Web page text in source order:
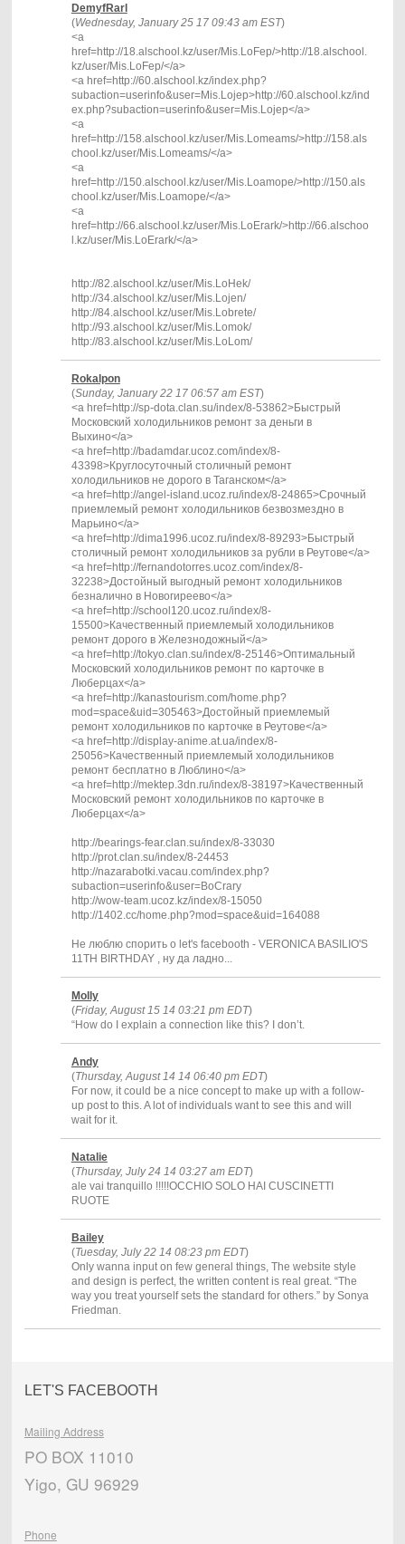
DemyfRarl
(Wednesday, January 25 17 09:43 am EST)
<a
href=http://18.alschool.kz/user/Mis.LoFep/>http://18.alschool.
kz/user/Mis.LoFep/</a>
<a href=http://60.alschool.kz/index.php?
subaction=userinfo&user=Mis.Lojep>http://60.alschool.kz/ind
ex.php?subaction=userinfo&user=Mis.Lojep</a>
<a
href=http://158.alschool.kz/user/Mis.Lomeams/>http://158.als
chool.kz/user/Mis.Lomeams/</a>
<a
href=http://150.alschool.kz/user/Mis.Loamope/>http://150.als
chool.kz/user/Mis.Loamope/</a>
<a
href=http://66.alschool.kz/user/Mis.LoErark/>http://66.alschoo
l.kz/user/Mis.LoErark/</a>
http://82.alschool.kz/user/Mis.LoHek/
http://34.alschool.kz/user/Mis.Lojen/
http://84.alschool.kz/user/Mis.Lobrete/
http://93.alschool.kz/user/Mis.Lomok/
http://83.alschool.kz/user/Mis.LoLom/
Rokalpon
(Sunday, January 22 17 06:57 am EST)
<a href=http://sp-dota.clan.su/index/8-53862>Быстрый
Московский холодильников ремонт за деньги в
Выхино</a>
<a href=http://badamdar.ucoz.com/index/8-
43398>Круглосуточный столичный ремонт
холодильников не дорого в Таганском</a>
<a href=http://angel-island.ucoz.ru/index/8-24865>Срочный
приемлемый ремонт холодильников безвозмездно в
Марьино</a>
<a href=http://dima1996.ucoz.ru/index/8-89293>Быстрый
столичный ремонт холодильников за рубли в Реутове</a>
<a href=http://fernandotorres.ucoz.com/index/8-
32238>Достойный выгодный ремонт холодильников
безналично в Новогиреево</a>
<a href=http://school120.ucoz.ru/index/8-
15500>Качественный приемлемый холодильников
ремонт дорого в Железнодожный</a>
<a href=http://tokyo.clan.su/index/8-25146>Оптимальный
Московский холодильников ремонт по карточке в
Люберцах</a>
<a href=http://kanastourism.com/home.php?
mod=space&uid=305463>Достойный приемлемый
ремонт холодильников по карточке в Реутове</a>
<a href=http://display-anime.at.ua/index/8-
25056>Качественный приемлемый холодильников
ремонт бесплатно в Люблино</a>
<a href=http://mektep.3dn.ru/index/8-38197>Качественный
Московский ремонт холодильников по карточке в
Люберцах</a>
http://bearings-fear.clan.su/index/8-33030
http://prot.clan.su/index/8-24453
http://nazarabotki.vacau.com/index.php?
subaction=userinfo&user=BoCrary
http://wow-team.ucoz.kz/index/8-15050
http://1402.cc/home.php?mod=space&uid=164088
Не люблю спорить о let's facebooth - VERONICA BASILIO'S
11TH BIRTHDAY , ну да ладно...
Molly
(Friday, August 15 14 03:21 pm EDT)
“How do I explain a connection like this? I don’t.
Andy
(Thursday, August 14 14 06:40 pm EDT)
For now, it could be a nice concept to make up with a follow-
up post to this. A lot of individuals want to see this and will
wait for it.
Natalie
(Thursday, July 24 14 03:27 am EDT)
ale vai tranquillo !!!!!OCCHIO SOLO HAI CUSCINETTI
RUOTE
Bailey
(Tuesday, July 22 14 08:23 pm EDT)
Only wanna input on few general things, The website style
and design is perfect, the written content is real great. “The
way you treat yourself sets the standard for others.” by Sonya
Friedman.
LET'S FACEBOOTH
Mailing Address
PO BOX 11010
Yigo, GU 96929
Phone